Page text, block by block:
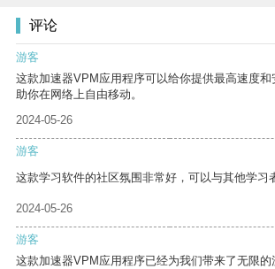
评论
游客
这款加速器VPM应用程序可以给你提供最高速度
助你在网络上自由移动。
2024-05-26
游客
这款学习软件的社区氛围非常好，可以与其他学习
2024-05-26
游客
这款加速器VPM应用程序已经为我们带来了无限